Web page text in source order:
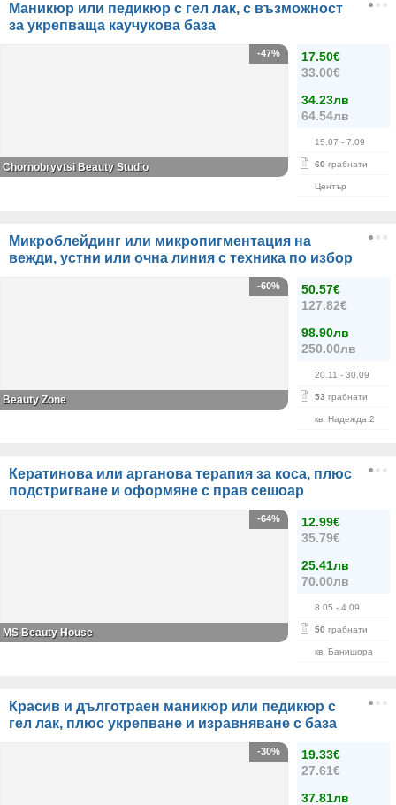
Маникюр или педикюр с гел лак, с възможност
за укрепваща каучукова база
17.50€
33.00€
34.23лв
64.54лв
15.07 - 7.09
60 грабнати
Център
-47%
Chornobryvtsi Beauty Studio
Микроблейдинг или микропигментация на
вежди, устни или очна линия с техника по избор
50.57€
127.82€
98.90лв
250.00лв
20.11 - 30.09
53 грабнати
кв. Надежда 2
-60%
Beauty Zone
Кератинова или арганова терапия за коса, плюс
подстригване и оформяне с прав сешоар
12.99€
35.79€
25.41лв
70.00лв
8.05 - 4.09
50 грабнати
кв. Банишора
-64%
МS Beauty House
Красив и дълготраен маникюр или педикюр с
гел лак, плюс укрепване и изравняване с база
19.33€
27.61€
37.81лв
-30%